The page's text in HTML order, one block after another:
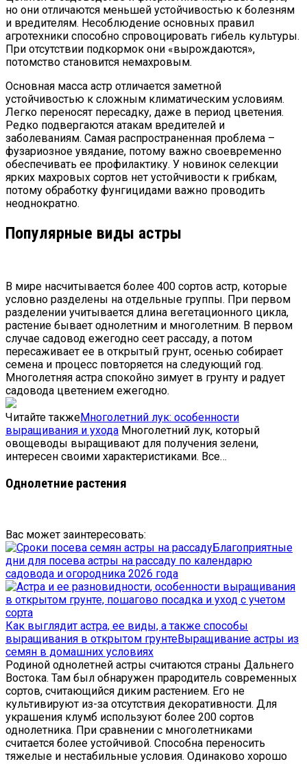
но они отличаются меньшей устойчивостью к болезням
и вредителям. Несоблюдение основных правил
агротехники способно спровоцировать гибель культуры.
При отсутствии подкормок они «вырождаются»,
потомство становится немахровым.
Основная масса астр отличается заметной
устойчивостью к сложным климатическим условиям.
Легко переносят пересадку, даже в период цветения.
Редко подвергаются атакам вредителей и
заболеваниям. Самая распространенная проблема –
фузариозное увядание, потому важно своевременно
обеспечивать ее профилактику. У новинок селекции
ярких махровых сортов нет устойчивости к грибкам,
потому обработку фунгицидами важно проводить
неоднократно.
Популярные виды астры
В мире насчитывается более 400 сортов астр, которые
условно разделены на отдельные группы. При первом
разделении учитывается длина вегетационного цикла,
растение бывает однолетним и многолетним. В первом
случае садовод ежегодно сеет рассаду, а потом
пересаживает ее в открытый грунт, осенью собирает
семена и процесс повторяется на следующий год.
Многолетняя астра спокойно зимует в грунту и радует
садовода цветением ежегодно.
Читайте такжеМноголетний лук: особенности
выращивания и ухода Многолетний лук, который
овощеводы выращивают для получения зелени,
интересен своими характеристиками. Все…
Однолетние растения
Вас может заинтересовать:
Благоприятные
дни для посева астры на рассаду по календарю
садовода и огородника 2026 года
Как выглядит астра, ее виды, а также способы
выращивания в открытом грунтеВыращивание астры из
семян в домашних условиях
Родиной однолетней астры считаются страны Дальнего
Востока. Там был обнаружен прародитель современных
сортов, считающийся диким растением. Его не
культивируют из-за отсутствия декоративности. Для
украшения клумб используют более 200 сортов
однолетника. При сравнении с многолетниками
считается более устойчивой. Способна переносить
тяжелые и нестабильные условия. Одинаково хорошо